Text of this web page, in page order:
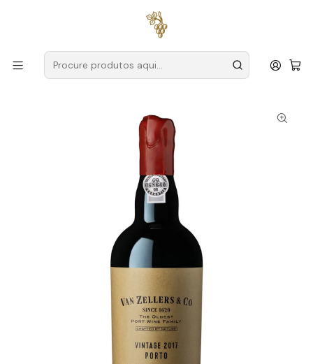
para encomendas a partir de
Produtores Douro
Van Zellers
Van Zellers & Co Porto LBV 2019 75cl